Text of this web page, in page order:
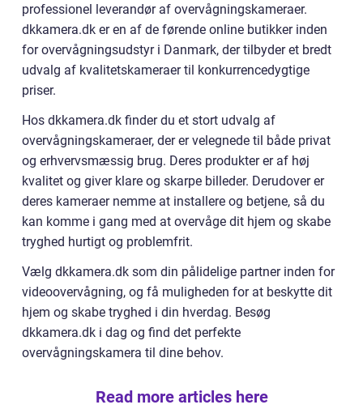
professionel leverandør af overvågningskameraer.
dkkamera.dk er en af de førende online butikker inden
for overvågningsudstyr i Danmark, der tilbyder et bredt
udvalg af kvalitetskameraer til konkurrencedygtige
priser.
Hos dkkamera.dk finder du et stort udvalg af
overvågningskameraer, der er velegnede til både privat
og erhvervsmæssig brug. Deres produkter er af høj
kvalitet og giver klare og skarpe billeder. Derudover er
deres kameraer nemme at installere og betjene, så du
kan komme i gang med at overvåge dit hjem og skabe
tryghed hurtigt og problemfrit.
Vælg dkkamera.dk som din pålidelige partner inden for
videoovervågning, og få muligheden for at beskytte dit
hjem og skabe tryghed i din hverdag. Besøg
dkkamera.dk i dag og find det perfekte
overvågningskamera til dine behov.
Read more articles here